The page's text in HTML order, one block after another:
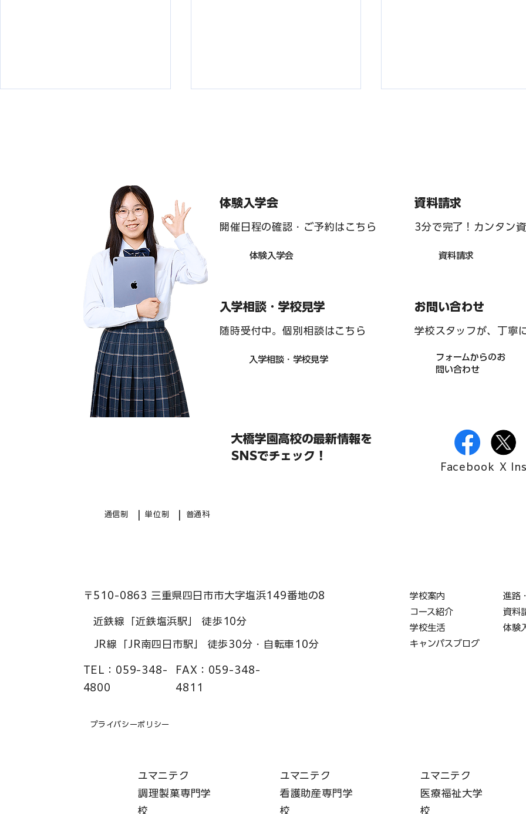
2026修学旅行２ー２「東京
駅 part２/グルメ・最高の景
2026修学旅行２ー１「東京
駅 part１/キャラクター・ス
トリート・最高の景色」編
2026修学旅行１「出発/
の景色」編
資料請求
3分で完了！カンタン
資料請求
お問い合わせ
学校スタッフが、丁寧
フォームからのお
問い合わせ
体験入学会
開催日程の確認・ご予約はこちら
体験入学会
入学相談・学校見学
随時受付中。個別相談はこちら
入学相談・学校見学
大橋学園高校の最新情報を
SNSでチェック！
Facebook X
通信制 単位制 普通科
〒510-0863 三重県四日市市大字塩浜149番地の8
近鉄線「近鉄塩浜駅」 徒歩10分
JR線「JR南四日市駅」 徒歩30分・自転車10分
TEL： 059-348-
4800
FAX： 059-348-
4811
プライバシーポリシー
学校案内
進路
コース紹介
資料
学校生活
体験
キャンパスブログ
ユマニテク
調理製菓専門学
校
ユマニテク
看護助産専門学
校
ユマニテク
医療福祉大学
校